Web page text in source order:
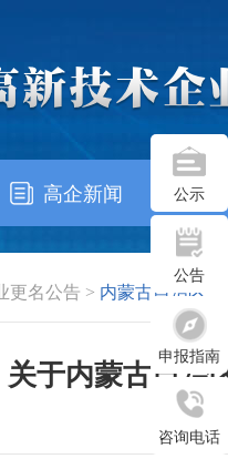
高企新闻 公示
公告
申报指南
咨询电话
更名公告 > 内蒙古自治区
关于内蒙古自治
发布